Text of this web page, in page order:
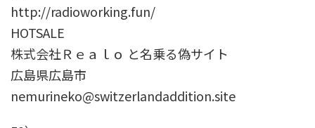
http://radioworking.fun/
HOTSALE
株式会社Ｒｅａｌｏ と名乗る偽サイト
広島県広島市
nemurineko@switzerlandaddition.site